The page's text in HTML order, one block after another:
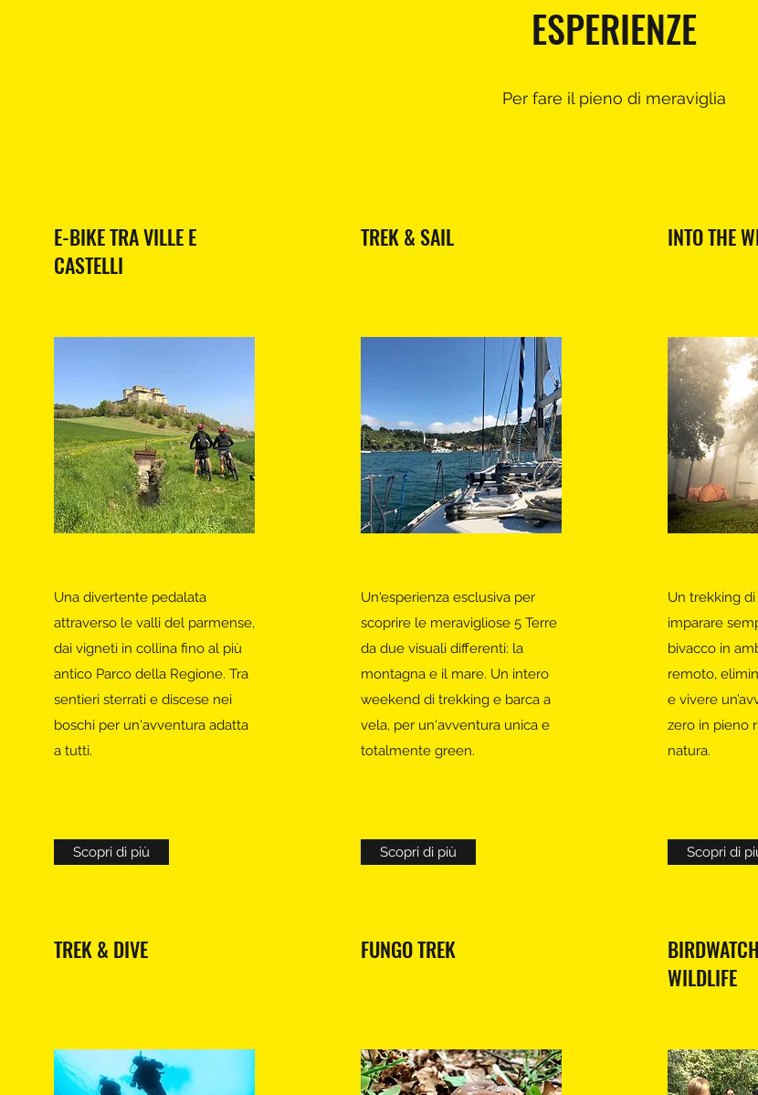
ESPERIENZE
Per fare il pieno di meraviglia
E-BIKE TRA VILLE E
CASTELLI
Una divertente pedalata
attraverso le valli del parmense,
dai vigneti in collina fino al più
antico Parco della Regione. Tra
sentieri sterrati e discese nei
boschi per un'avventura adatta
a tutti.
Scopri di più
TREK & SAIL
Un'esperienza esclusiva per
scoprire le meravigliose 5 Terre
da due visuali differenti: la
montagna e il mare. Un intero
weekend di trekking e barca a
vela, per un'avventura unica e
totalmente green.
Scopri di più
INTO THE
Un trekking
imparare
bivacco in
remoto,
e vivere
zero in pieno
natura.
Scopri di
TREK & DIVE FUNGO TREK
WILDLIFE